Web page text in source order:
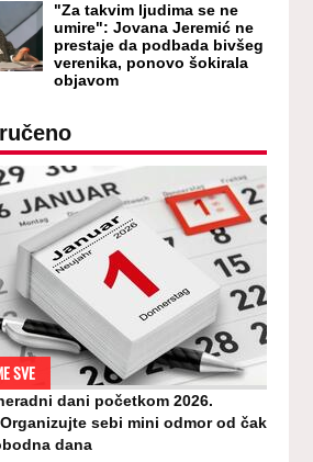
"Za takvim ljudima se ne
umire": Jovana Jeremić ne
prestaje da podbada bivšeg
verenika, ponovo šokirala
objavom
SVE
dani početkom 2026.
sebi mini odmor od čak
dana